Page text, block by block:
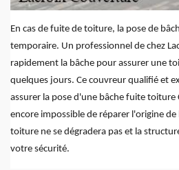
En cas de fuite de toiture, la pose de
temporaire. Un professionnel de chez
rapidement la bâche pour assurer une
quelques jours. Ce couvreur qualifié et
assurer la pose d'une bâche fuite toiture
encore impossible de réparer l'origine
toiture ne se dégradera pas et la
votre sécurité.